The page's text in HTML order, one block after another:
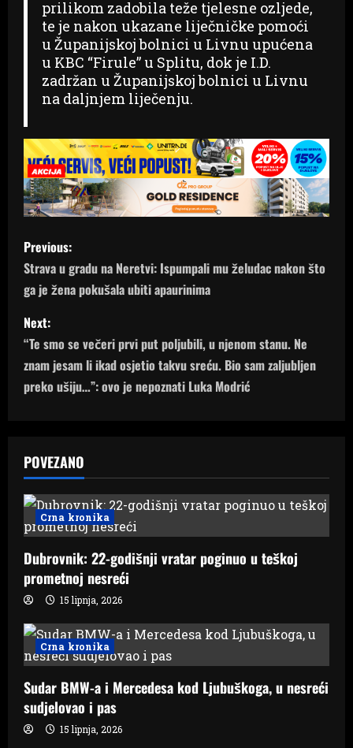
prilikom zadobila teže tjelesne ozljede,
te je nakon ukazane liječničke pomoći
u Županijskoj bolnici u Livnu upućena
u KBC “Firule” u Splitu, dok je I.D.
zadržan u Županijskoj bolnici u Livnu
na daljnjem liječenju.
P
o
s
t
n
a
i
g
a
t
i
o
n
Previous:
Strava u gradu na Neretvi: Ispumpali mu želudac nakon što
ga je žena pokušala ubiti apaurinima
Next:
“Te smo se večeri prvi put poljubili, u njenom stanu. Ne
znam jesam li ikad osjetio takvu sreću. Bio sam zaljubljen
preko ušiju…”: ovo je nepoznati Luka Modrić
POVEZANO
Crna kronika
Dubrovnik: 22-godišnji vratar poginuo u teškoj
prometnoj nesreći
15 lipnja, 2026
Crna kronika
Sudar BMW-a i Mercedesa kod Ljubuškoga, u nesreći
sudjelovao i pas
15 lipnja, 2026